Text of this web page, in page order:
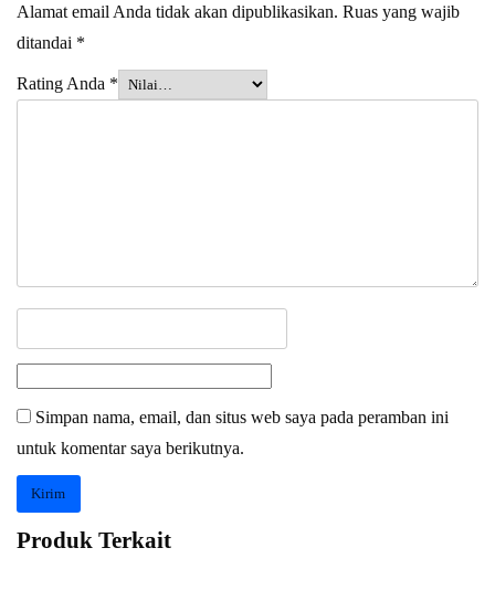
Alamat email Anda tidak akan dipublikasikan. Ruas yang wajib
ditandai *
Rating Anda *
Simpan nama, email, dan situs web saya pada peramban ini
untuk komentar saya berikutnya.
Produk Terkait